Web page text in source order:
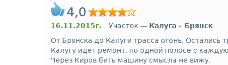
4,0
16.11.2015г. Участок — Калуга - Брянск
От Брянска до Калуги трасса огонь.
Калугу идет ремонт, по одной полосе с
Через Киров бить машину смысла не вижу.